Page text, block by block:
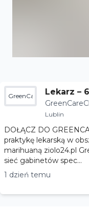
GreenCareClinicLekarz –
zesna
Lublin
DOŁĄCZ DO GREENCARE CLINIC
praktykę lekarską w
marihuaną ziolo24.pl GreenCare Clinic to rozwijająca się
sieć gabinetów spec...
1 dzień temu